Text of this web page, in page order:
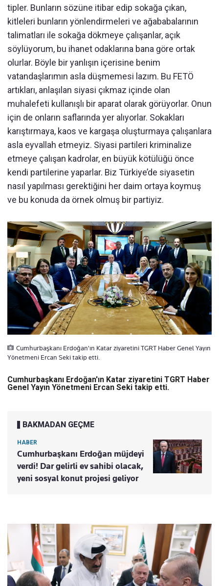
tipler. Bunların sözüne itibar edip sokağa çıkan,
kitleleri bunların yönlendirmeleri ve ağababalarının
talimatları ile sokağa dökmeye çalışanlar, açık
söylüyorum, bu ihanet odaklarına bana göre ortak
olurlar. Böyle bir yanlışın içerisine benim
vatandaşlarımın asla düşmemesi lazım. Bu FETÖ
artıkları, anlaşılan siyasi çıkmaz içinde olan
muhalefeti kullanışlı bir aparat olarak görüyorlar. Onun
için de onların saflarında yer alıyorlar. Sokakları
karıştırmaya, kaos ve kargaşa oluşturmaya çalışanlara
asla eyvallah etmeyiz. Siyasi partileri kriminalize
etmeye çalışan kadrolar, en büyük kötülüğü önce
kendi partilerine yaparlar. Biz Türkiye’de siyasetin
nasıl yapılması gerektiğini her daim ortaya koymuş
ve bu konuda da örnek olmuş bir partiyiz.
Cumhurbaşkanı Erdoğan'ın Katar ziyaretini TGRT Haber Genel Yayın
Yönetmeni Ercan Seki takip etti.
Cumhurbaşkanı Erdoğan'ın Katar ziyaretini TGRT Haber
Genel Yayın Yönetmeni Ercan Seki takip etti.
BAKMADAN GEÇME
HABER
Cumhurbaşkanı Erdoğan müjdeyi
verdi! Dar gelirli ev sahibi olacak,
yeni sosyal konut projesi geliyor